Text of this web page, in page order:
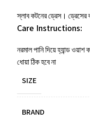
স্লাব কটনের ড্রেস। ড্রেসের
Care Instructions:
নরমালপানিদিয়েহ্যান্ডওয়াশ
ধোয়াঠিকহবেনা
SIZE
BRAND